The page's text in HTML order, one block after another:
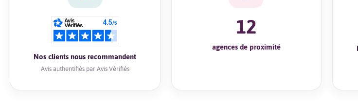
Nos clients nous recommandent
Avis authentifiés par Avis Vérifiés
12
agences de proximité